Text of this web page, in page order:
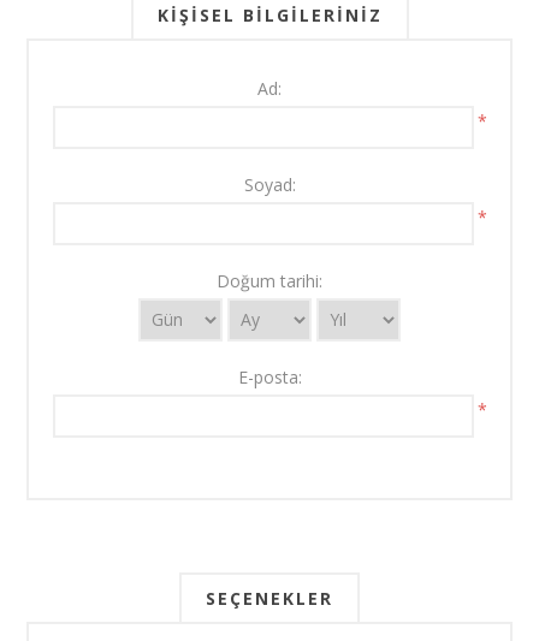
KIŞISEL BILGILERINIZ
Ad:
*
Soyad:
*
Doğum tarihi:
E-posta:
*
SEÇENEKLER